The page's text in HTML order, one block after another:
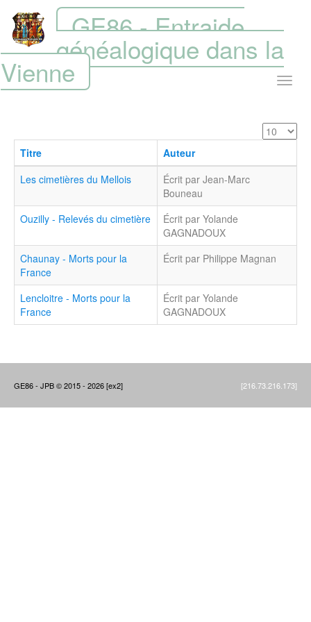
GE86 - Entraide
généalogique dans la
Vienne
Titre
Auteur
Les cimetières du Mellois
Écrit par Jean-Marc
Bouneau
Ouzilly - Relevés du cimetière
Écrit par Yolande
GAGNADOUX
Chaunay - Morts pour la
France
Écrit par Philippe Magnan
Lencloitre - Morts pour la
France
Écrit par Yolande
GAGNADOUX
GE86 - JPB © 2015 - 2026 [ex2] [216.73.216.173]